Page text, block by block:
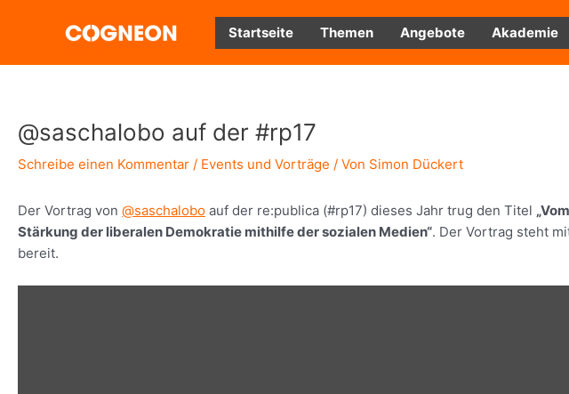
Startseite Themen Angebote Akademie
@saschalobo auf der #rp17
Schreibe einen Kommentar / Events und Vorträge / Von Simon Dückert
Der Vortrag von @saschalobo auf der re:publica (#rp17) dieses Jahr trug den Titel
Stärkung der liberalen Demokratie mithilfe der sozialen Medien“. Der Vortrag steht
bereit.